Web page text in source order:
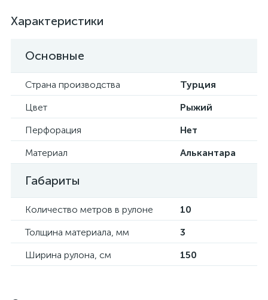
Характеристики
Основные
Страна производства
Турция
Цвет
Рыжий
Перфорация
Нет
Материал
Алькантара
Габариты
Количество метров в рулоне
10
Толщина материала, мм
3
Ширина рулона, см
150